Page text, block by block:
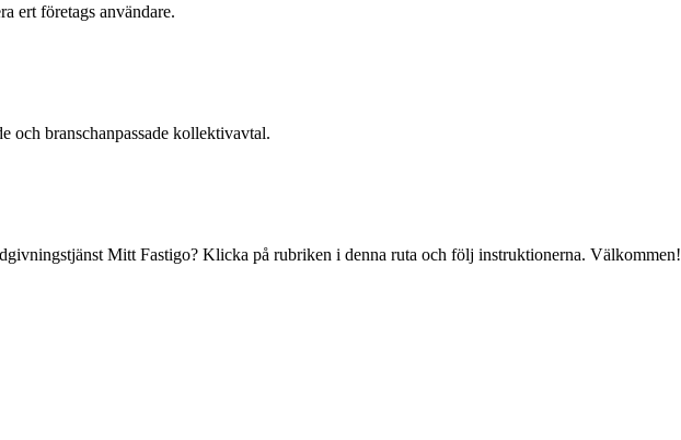
ert företags användare.
och branschanpassade kollektivavtal.
Mitt Fastigo? Klicka på rubriken i denna ruta och följ instruktionerna. Välkommen!